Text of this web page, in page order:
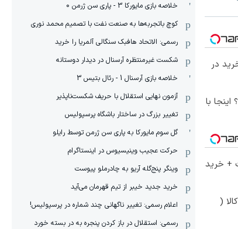
در
با
تا 60 درصد تخفیف ویژه جین وست + خرید
(
خلاصه بازی مایورکا 3 - پاری سن ژرمن 0
کوچ باتجربه‌ها به صنعت نفت با تصمیم محمد نوری
رسمی: الاتحاد هافبک سنگالی آلمریا را خرید
شکست غیرمنتظره آرسنال در دیدار دوستانه
خلاصه بازی آرسنال 1 - رئال بتیس 3
آزمون نهایی استقلال با حریف شکست‌ناپذیر
تغییر بزرگ در ساختار باشگاه پرسپولیس
گل سوم مایورکا به پاری سن ژرمن توسط رایلو
حرکت عجیب وینیسیوس در اینستاگرام
وینگر پنج‌گله آریو به چادرملو پیوست
خرید جدید خیبر از تیم قهرمان می‌آید
اعلام رسمی: تغییر ناگهانی چند شماره در پرسپولیس!
رسمی: استقلال در باز کردن پنجره به در بسته خورد